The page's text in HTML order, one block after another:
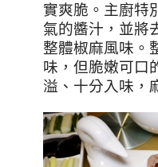
實爽脆。主廚特
氣的醬汁，並將
整體椒麻風味。
味，但脆嫩可口
溢、十分入味，